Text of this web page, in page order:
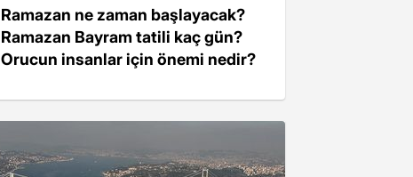
Ramazan ne zaman başlayacak?
Ramazan Bayram tatili kaç gün?
Orucun insanlar için önemi nedir?